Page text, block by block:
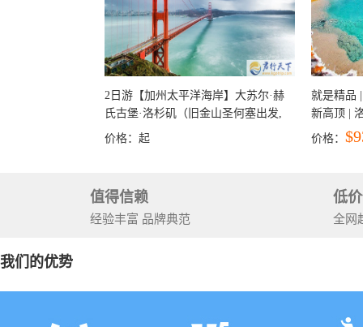
2日游【加州太平洋海岸】大苏尔·赫
氏古堡·洛杉矶（旧金山圣何塞出发,
洛杉矶结束）
价格： 起
就是精品
新高顶 |
彩穴+马
价格：
值得信赖
经验丰富 品牌典范
低
全网
我们的优势